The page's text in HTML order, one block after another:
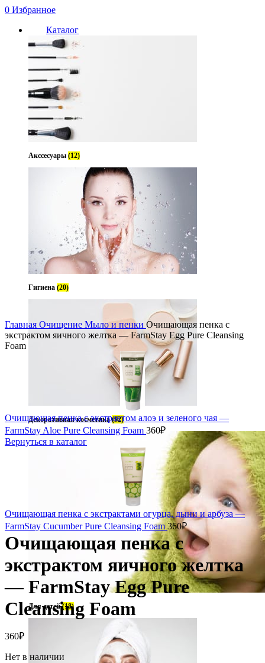
0 Избранное
Каталог
Акссесуары (12)
Гигиена (20)
Декоративная косметика(92)
Для детей(18)
Главная Очищение Мыло и пенки Очищающая пенка с
экстрактом яичного желтка — FarmStay Egg Pure Cleansing
Foam
Очищающая пенка с экстрактом алоэ и зеленого чая —
FarmStay Aloe Pure Cleansing Foam 360₽
Вернуться в каталог
Очищающая пенка с экстрактами огурца, дыни и арбуза —
FarmStay Cucumber Pure Cleansing Foam360₽
Очищающая пенка с
экстрактом яичного желтка
— FarmStay Egg Pure
Cleansing Foam
360₽
Нет в наличии